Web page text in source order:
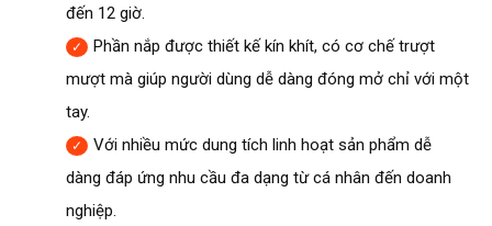
đến 12 giờ.
Phần nắp được thiết kế kín khít, có cơ chế trượt
mượt mà giúp người dùng dễ dàng đóng mở chỉ với một
tay.
Với nhiều mức dung tích linh hoạt sản phẩm dễ
dàng đáp ứng nhu cầu đa dạng từ cá nhân đến doanh
nghiệp.